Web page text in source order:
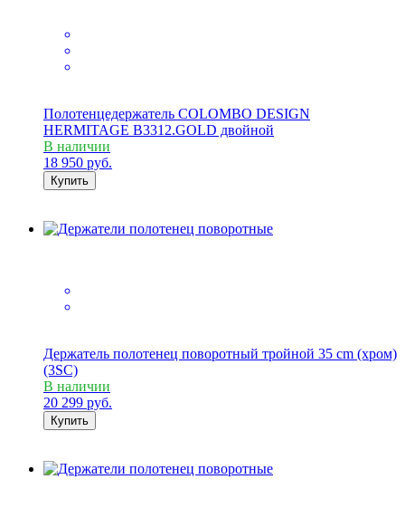
Полотенцедержатель COLOMBO DESIGN
HERMITAGE B3312.GOLD двойной
В наличии
18 950 руб.
Купить
Держатель полотенец поворотный тройной 35 cm (хром)
(3SC)
В наличии
20 299 руб.
Купить